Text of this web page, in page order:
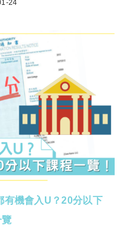
24
有機會入U？20分以下
覽